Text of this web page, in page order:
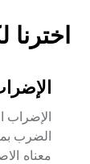
اخترنا
الضرب
معناه